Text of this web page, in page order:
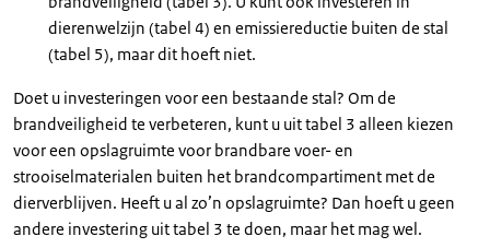
dierenwelzijn (tabel 4) en emissiereductie buiten de stal
(tabel 5), maar dit hoeft niet.
Doet u investeringen voor een bestaande stal? Om de
brandveiligheid te verbeteren, kunt u uit tabel 3 alleen kiezen
voor een opslagruimte voor brandbare voer- en
strooiselmaterialen buiten het brandcompartiment met de
dierverblijven. Heeft u al zo’n opslagruimte? Dan hoeft u geen
andere investering uit tabel 3 te doen, maar het mag wel.